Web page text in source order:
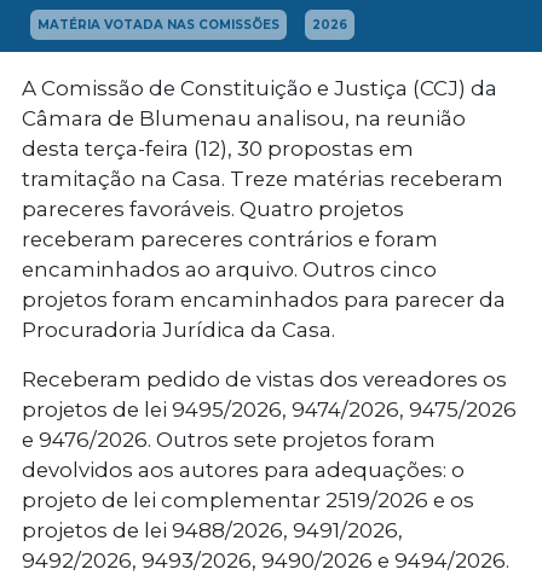
MATÉRIA VOTADA NAS COMISSÕES 2026
A Comissão de Constituição e Justiça (CCJ) da
Câmara de Blumenau analisou, na reunião
desta terça-feira (12), 30 propostas em
tramitação na Casa. Treze matérias receberam
pareceres favoráveis. Quatro projetos
receberam pareceres contrários e foram
encaminhados ao arquivo. Outros cinco
projetos foram encaminhados para parecer da
Procuradoria Jurídica da Casa.
Receberam pedido de vistas dos vereadores os
projetos de lei 9495/2026, 9474/2026, 9475/2026
e 9476/2026. Outros sete projetos foram
devolvidos aos autores para adequações: o
projeto de lei complementar 2519/2026 e os
projetos de lei 9488/2026, 9491/2026,
9492/2026, 9493/2026, 9490/2026 e 9494/2026.